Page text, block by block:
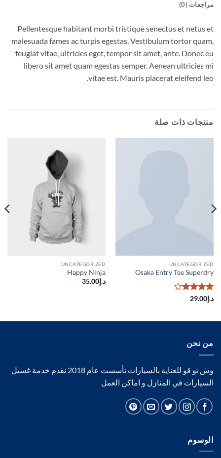
مراجعات (0)
Pellentesque habitant morbi tristique senectus et netus et
malesuada fames ac turpis egestas. Vestibulum tortor quam,
feugiat vitae, ultricies eget, tempor sit amet, ante. Donec eu
libero sit amet quam egestas semper. Aenean ultricies mi
vitae est. Mauris placerat eleifend leo.
منتجات ذات صلة
UNCATEGORIZED
Osaka Entry Tee Superdry
تم
د.إ 29.00
UNCATEGORIZED
Happy Ninja
د.إ 35.00
من نحن
وش تو قو للعناية بالسيارات تأسست عام 2018 نقدم خدمة غسيل
السيارات في المنازل و اماكن العمل
الوسوم